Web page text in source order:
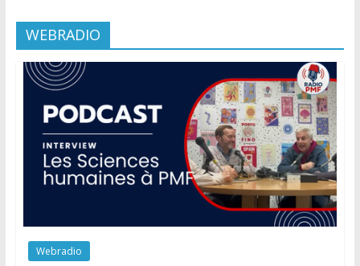
WEBRADIO
Webradio